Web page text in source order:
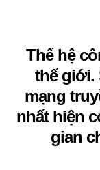
Thế hệ
thế giới.
mạng
nhất hiện
gian